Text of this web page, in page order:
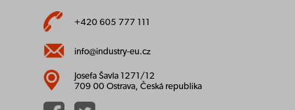
+420 605 777 111
info@industry-eu.cz
Josefa Šavla 1271/12
709 00 Ostrava, Česká republika